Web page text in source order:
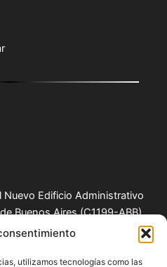
utilizamos tecnologías como las
Nuevo Edificio Administrativo
Buenos Aires (C1199-ABB),